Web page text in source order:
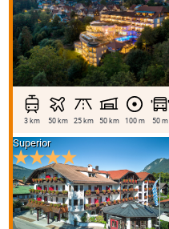
3 km 50 km 25 km 50 km 100 m 50 m
Superior